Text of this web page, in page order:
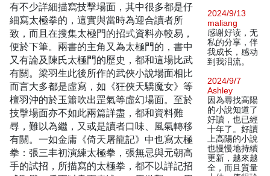
有不少詳細描寫技擊場面，其中很多都是仔
細寫太極拳的，這實與當時為迎合讀者所
致，而且在搜集太極門的招式資料亦較易，
便於下筆。兩書的主角又為太極門的，書中
又有論及陳氏太極門的歷史，都和這場比武
有關。梁羽生此後所作的武俠小說場面相比
而言大多都是虛寫，如《狂俠天驕魔女》等
檀羽沖的於玉簫吹出罡氣等虛幻場面。至於
技擊場面亦不如此兩篇詳盡，都和資料難
尋，難以為繼，又或是讀者口味、風氣轉移
有關。一如金庸《倚天屠龍記》中也寫太極
拳：張三丰初演練太極拳，張無忌與元朝高
手的試招，所描寫的太極拳，都不以詳記招
2024/9/13
maliang
感谢好读，无
私的分享，伴
我成长，感动
到我泪流。
2024/9/7
Ashley
因為尋找高陽
的小說知道了
好讀，也已經
十年了。好讀
上高陽的小說
也慢慢地持續
更新，越來越
全，而且質量